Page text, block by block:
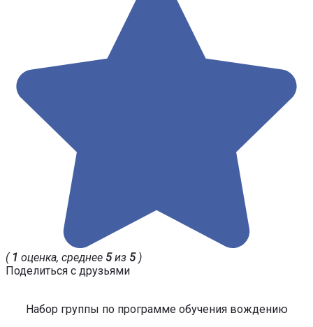
( 1 оценка, среднее 5из 5)
Поделиться с друзьями
Набор группы по программе обучения вождению